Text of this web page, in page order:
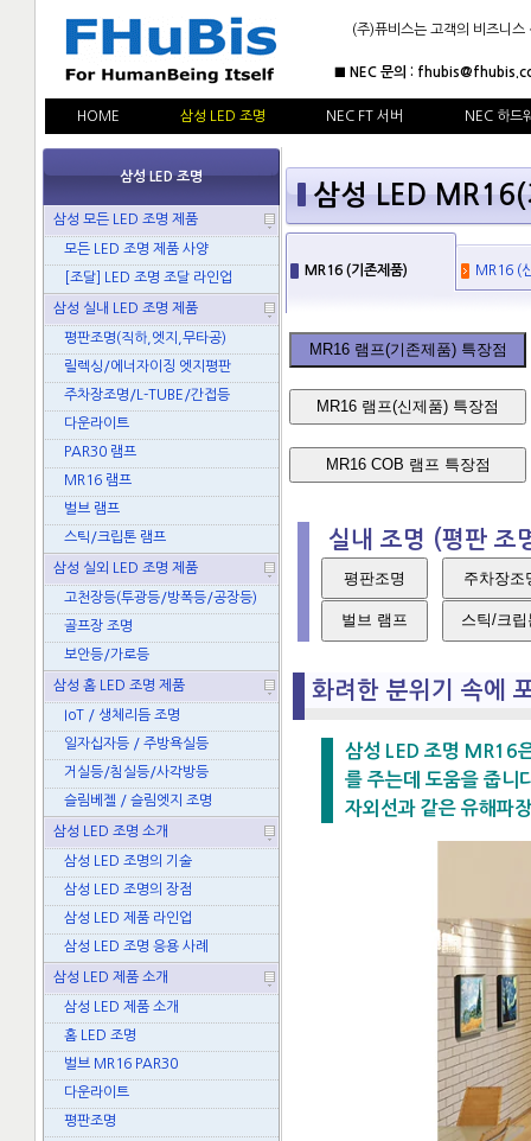
(주)퓨비스는 고객의 비즈니
■ NEC 문의 :
HOME 삼성 LED 조명 NEC FT 서버 NEC 하드
삼성 LED 조명
삼성 모든 LED 조명 제품
모든 LED 조명 제품 사양
[조달] LED 조명 조달 라인업
삼성 실내 LED 조명 제품
평판조명(직하,엣지,무타공)
릴렉싱/에너자이징 엣지평판
주차장조명/L-TUBE/간접등
다운라이트
PAR30 램프
MR16 램프
벌브 램프
스틱/크립톤 램프
삼성 실외 LED 조명 제품
고천장등(투광등/방폭등/공장등)
골프장 조명
보안등/가로등
삼성 홈 LED 조명 제품
IoT / 생체리듬 조명
일자십자등 / 주방욕실등
거실등/침실등/사각방등
슬림베젤 / 슬림엣지 조명
삼성 LED 조명 소개
삼성 LED 조명의 기술
삼성 LED 조명의 장점
삼성 LED 제품 라인업
삼성 LED 조명 응용 사례
삼성 LED 제품 소개
삼성 LED 제품 소개
홈 LED 조명
벌브 MR16 PAR30
다운라이트
평판조명
삼성 LED
MR16 (기존제품) MR16 (
MR16 램프(기존제품) 특장점
MR16 램프(신제품) 특장점
MR16 COB 램프 특장점
실내 조명 (평판 조
평판조명 주차장조
벌브 램프 스틱/크립
화려한 분위기 속에
삼성 LED 조명 MR16
를 주는데 도움을 줍니
자외선과 같은 유해파